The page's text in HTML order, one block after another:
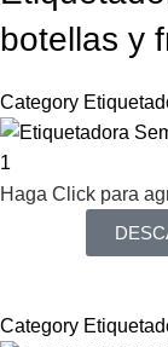
botellas y
Category
Haga Click para
Category